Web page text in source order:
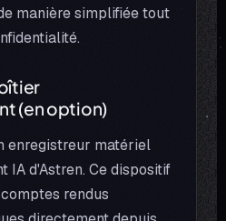
manière simplifiée tout
(en option)
enregistreur matériel
IA d'Astren. Ce dispositif
rendus